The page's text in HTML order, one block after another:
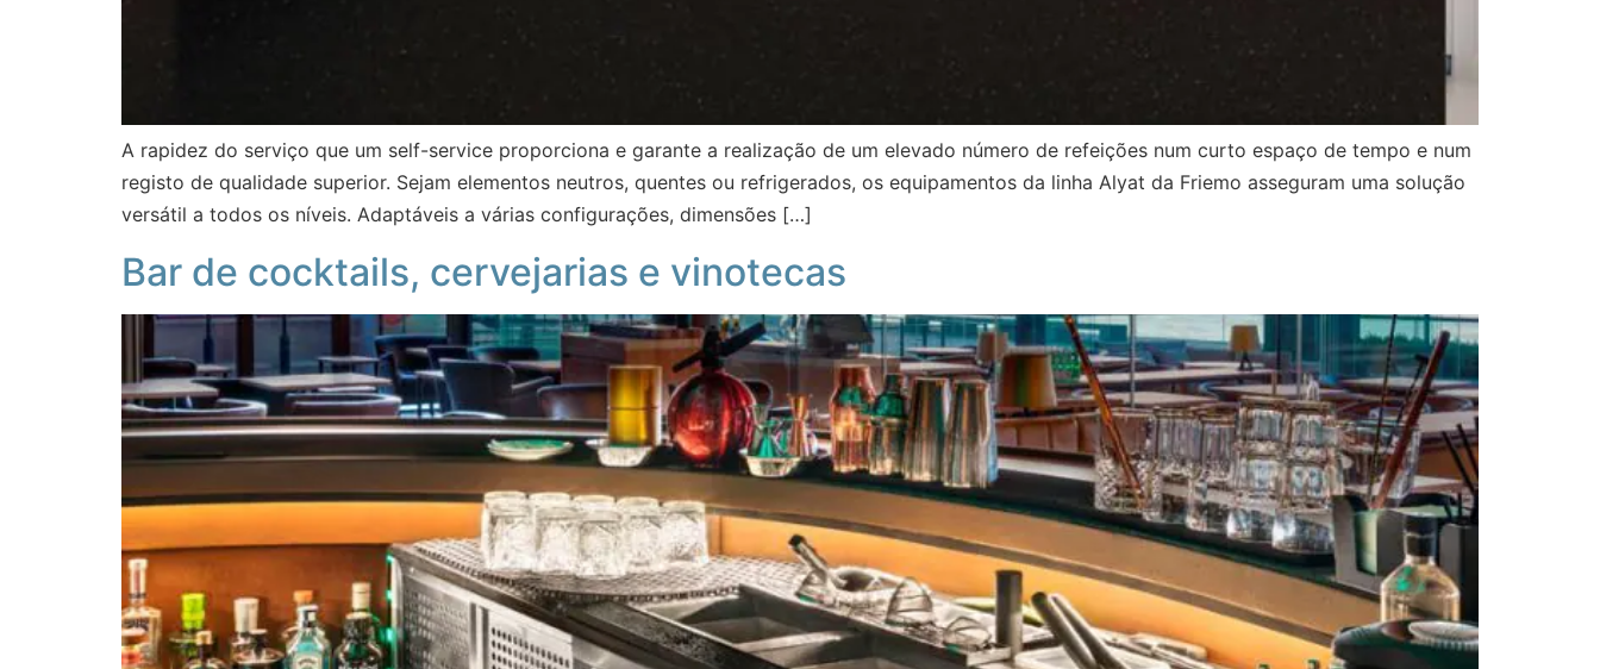
A rapidez do serviço que um self-service proporciona e garante a realização de um elevado número de refeições num curto espaço de tempo e num
registo de qualidade superior. Sejam elementos neutros, quentes ou refrigerados, os equipamentos da linha Alyat da Friemo asseguram uma solução
versátil a todos os níveis. Adaptáveis a várias configurações, dimensões […]
Bar de cocktails, cervejarias e vinotecas